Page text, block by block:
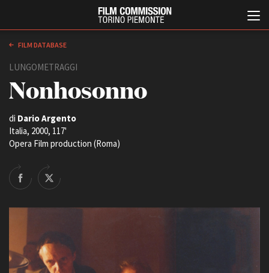
Chi siamo
Contatti
La sede
Partner
Anteprime in Piemonte
FILM DATABASE
LUNGOMETRAGGI
Nonhosonno
di Dario Argento
Italia, 2000, 117'
Opera Film production (Roma)